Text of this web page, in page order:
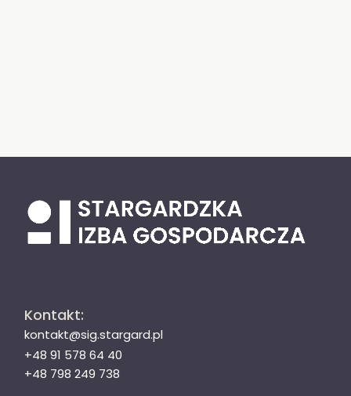
Kontakt:
kontakt@sig.stargard.pl
+48 91 578 64 40
+48 798 249 738